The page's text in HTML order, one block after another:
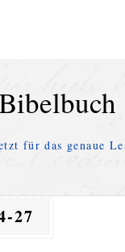
für das genaue
27